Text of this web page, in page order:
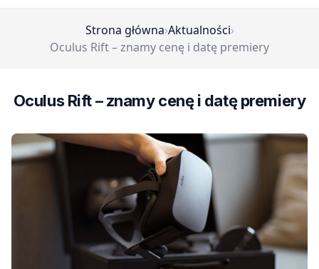
Strona główna›Aktualności›
Oculus Rift – znamy cenę i datę premiery
Oculus Rift – znamy cenę i datę premiery